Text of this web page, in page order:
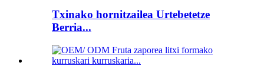
Txinako hornitzailea Urtebetetze
Berria...